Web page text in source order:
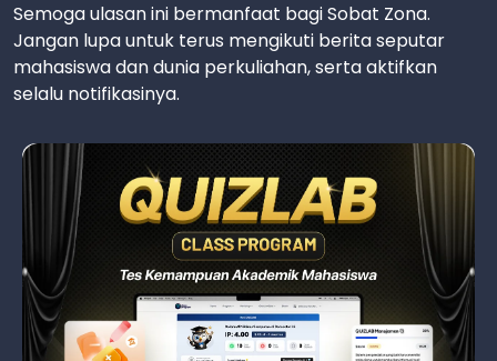
Semoga ulasan ini bermanfaat bagi Sobat Zona.
Jangan lupa untuk terus mengikuti berita seputar
mahasiswa dan dunia perkuliahan, serta aktifkan
selalu notifikasinya.